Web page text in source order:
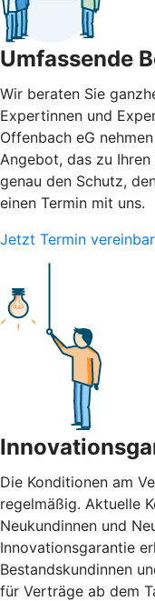
Umfassende
Wir beraten Sie
Expertinnen und
Offenbach eG
Angebot, das zu
genau den Schutz,
einen Termin mit uns.
Jetzt Termin
Die Konditionen am
regelmäßig. Aktuelle
Neukundinnen und
Innovationsgarantie
Bestandskundinnen
für Verträge ab dem